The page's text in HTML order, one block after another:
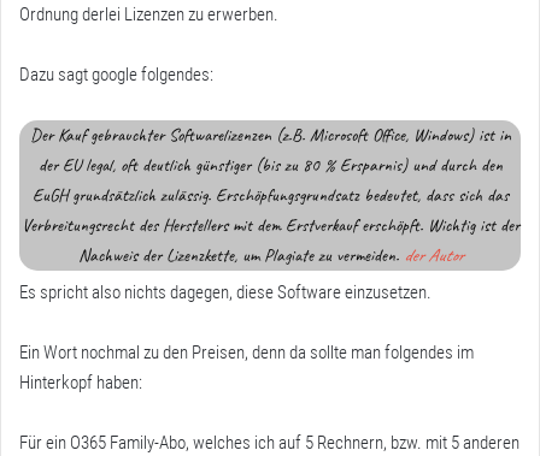
Ordnung derlei Lizenzen zu erwerben.
Dazu sagt google folgendes:
Der Kauf gebrauchter Softwarelizenzen (z.B. Microsoft Office, Windows) ist in
der EU legal, oft deutlich günstiger (bis zu 80 % Ersparnis) und durch den
EuGH grundsätzlich zulässig. Erschöpfungsgrundsatz bedeutet, dass sich das
Verbreitungsrecht des Herstellers mit dem Erstverkauf erschöpft. Wichtig ist der
Nachweis der Lizenzkette, um Plagiate zu vermeiden. der Autor
Es spricht also nichts dagegen, diese Software einzusetzen.
Ein Wort nochmal zu den Preisen, denn da sollte man folgendes im
Hinterkopf haben:
Für ein O365 Family-Abo, welches ich auf 5 Rechnern, bzw. mit 5 anderen